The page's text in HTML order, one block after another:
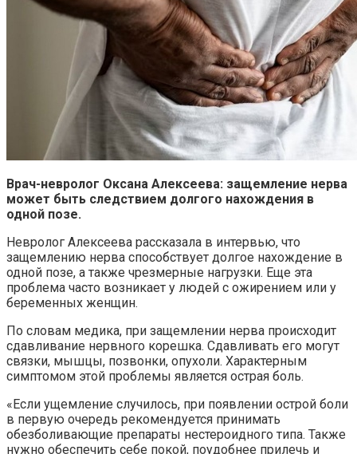
Врач-невролог Оксана Алексеева: защемление нерва
может быть следствием долгого нахождения в
одной позе.
Невролог Алексеева рассказала в интервью, что
защемлению нерва способствует долгое нахождение в
одной позе, а также чрезмерные нагрузки. Еще эта
проблема часто возникает у людей с ожирением или у
беременных женщин.
По словам медика, при защемлении нерва происходит
сдавливание нервного корешка. Сдавливать его могут
связки, мышцы, позвонки, опухоли. Характерным
симптомом этой проблемы является острая боль.
«Если ущемление случилось, при появлении острой боли
в первую очередь рекомендуется принимать
обезболивающие препараты нестероидного типа. Также
нужно обеспечить себе покой, поудобнее прилечь и